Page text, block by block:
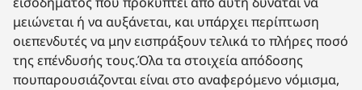
μειώνεται ή να αυξάνεται, και υπάρχει περίπτωση
οιεπενδυτές να μην εισπράξουν τελικά το πλήρες ποσό
της επένδυσής τους.Όλα τα στοιχεία απόδοσης
πουπαρουσιάζονται είναι στο αναφερόμενο νόμισμα,